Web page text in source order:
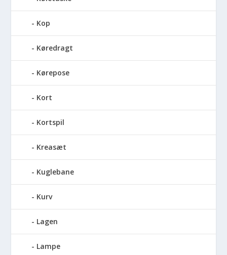
Kop
Køredragt
Kørepose
Kort
Kortspil
Kreasæt
Kuglebane
Kurv
Lagen
Lampe